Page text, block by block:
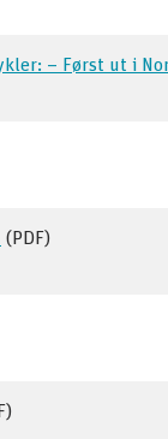
– Først ut i
(PDF)